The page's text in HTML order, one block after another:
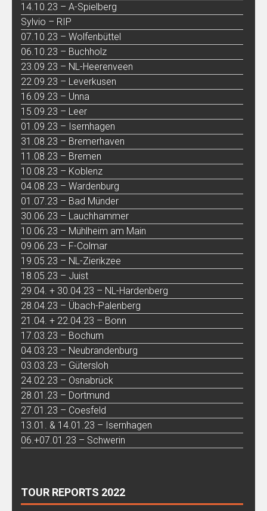
14.10.23 – A-Spielberg
Sylvio – RIP
07.10.23 – Wolfenbüttel
06.10.23 – Buchholz
23.09.23 – NL-Heerenveen
22.09.23 – Leverkusen
16.09.23 – Unna
15.09.23 – Leer
01.09.23 – Isernhagen
31.08.23 – Bremerhaven
11.08.23 – Bremen
10.08.23 – Koblenz
04.08.23 – Wardenburg
01.07.23 – Bad Münder
30.06.23 – Lauchhammer
10.06.23 – Mühlheim am Main
09.06.23 – F-Colmar
19.05.23 – NL-Zierikzee
18.05.23 – Juist
29.04. + 30.04.23 – NL-Hardenberg
28.04.23 – Übach-Palenberg
21.04. + 22.04.23 – Bonn
17.03.23 – Bochum
04.03.23 – Neubrandenburg
03.03.23 – Gütersloh
24.02.23 – Osnabrück
28.01.23 – Dortmund
27.01.23 – Coesfeld
13.01. & 14.01.23 – Isernhagen
06.+07.01.23 – Schwerin
TOUR REPORTS 2022